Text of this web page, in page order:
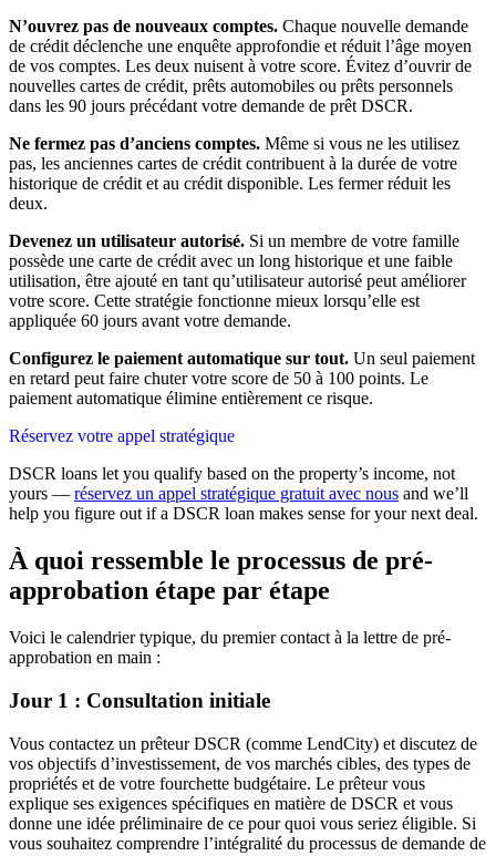
N’ouvrez pas de nouveaux comptes. Chaque nouvelle demande
de crédit déclenche une enquête approfondie et réduit l’âge moyen
de vos comptes. Les deux nuisent à votre score. Évitez d’ouvrir de
nouvelles cartes de crédit, prêts automobiles ou prêts personnels
dans les 90 jours précédant votre demande de prêt DSCR.
Ne fermez pas d’anciens comptes. Même si vous ne les utilisez
pas, les anciennes cartes de crédit contribuent à la durée de votre
historique de crédit et au crédit disponible. Les fermer réduit les
deux.
Devenez un utilisateur autorisé. Si un membre de votre famille
possède une carte de crédit avec un long historique et une faible
utilisation, être ajouté en tant qu’utilisateur autorisé peut améliorer
votre score. Cette stratégie fonctionne mieux lorsqu’elle est
appliquée 60 jours avant votre demande.
Configurez le paiement automatique sur tout. Un seul paiement
en retard peut faire chuter votre score de 50 à 100 points. Le
paiement automatique élimine entièrement ce risque.
Réservez votre appel stratégique
DSCR loans let you qualify based on the property’s income, not
yours — réservez un appel stratégique gratuit avec nous and we’ll
help you figure out if a DSCR loan makes sense for your next deal.
À quoi ressemble le processus de pré-
approbation étape par étape
Voici le calendrier typique, du premier contact à la lettre de pré-
approbation en main :
Jour 1 : Consultation initiale
Vous contactez un prêteur DSCR (comme LendCity) et discutez de
vos objectifs d’investissement, de vos marchés cibles, des types de
propriétés et de votre fourchette budgétaire. Le prêteur vous
explique ses exigences spécifiques en matière de DSCR et vous
donne une idée préliminaire de ce pour quoi vous seriez éligible. Si
vous souhaitez comprendre l’intégralité du processus de demande de